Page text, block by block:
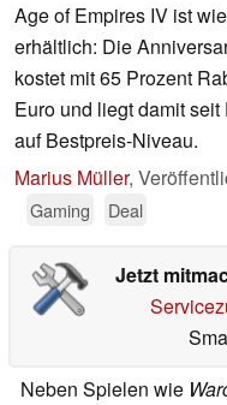
Age of Empires IV ist
erhältlich: Die
kostet mit 65 Prozent
Euro und liegt damit
auf Bestpreis-Niveau.
Marius Müller,
Gaming Deal
Jetzt
Neben Spielen wie